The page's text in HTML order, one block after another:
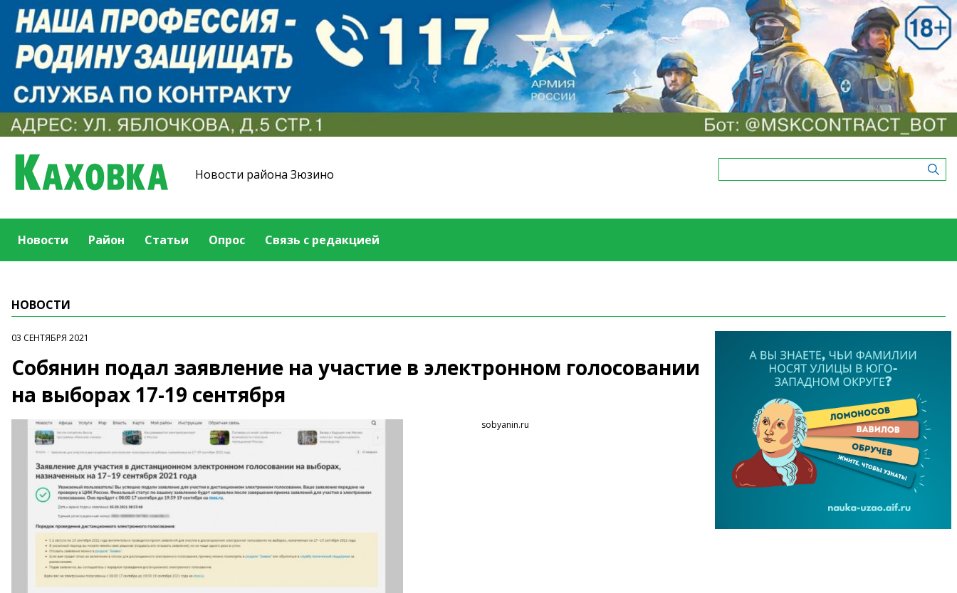
Новости района Зюзино
Новости Район Статьи Опрос Связь с редакцией
НОВОСТИ
03 СЕНТЯБРЯ 2021
Собянин подал заявление на участие в электронном голосовании
на выборах 17-19 сентября
sobyanin.ru